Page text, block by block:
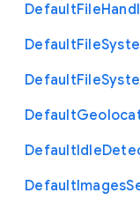
DefaultFile
DefaultFile
DefaultFile
Default
DefaultIdle
DefaultImages